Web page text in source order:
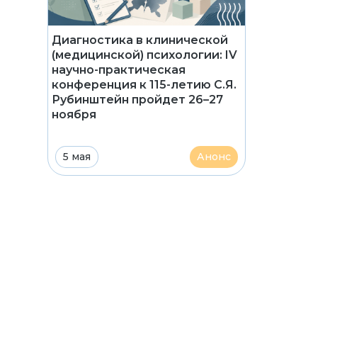
Диагностика в клинической
(медицинской) психологии: IV
научно-практическая
конференция к 115-летию С.Я.
Рубинштейн пройдет 26–27
ноября
5 мая Анонс